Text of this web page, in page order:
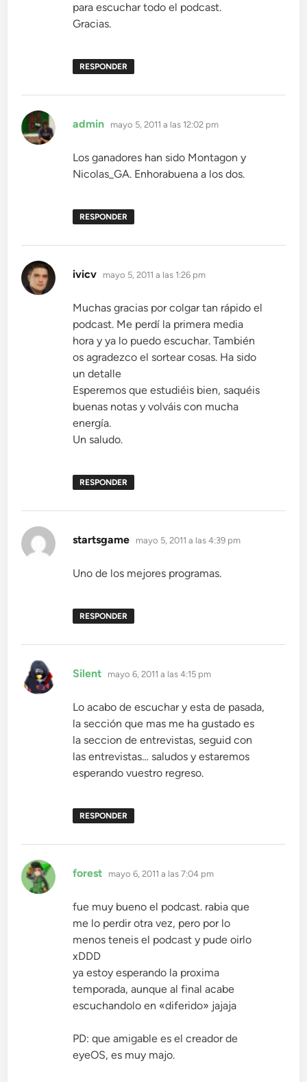
para escuchar todo el podcast.
Gracias.
RESPONDER
admin dice:
mayo 5, 2011 a las 12:02 pm
Los ganadores han sido Montagon y
Nicolas_GA. Enhorabuena a los dos.
RESPONDER
ivicv dice:
mayo 5, 2011 a las 1:26 pm
Muchas gracias por colgar tan rápido el
podcast. Me perdí la primera media
hora y ya lo puedo escuchar. También
os agradezco el sortear cosas. Ha sido
un detalle
Esperemos que estudiéis bien, saquéis
buenas notas y volváis con mucha
energía.
Un saludo.
RESPONDER
startsgame dice:
mayo 5, 2011 a las 4:39 pm
Uno de los mejores programas.
RESPONDER
Silent dice:
mayo 6, 2011 a las 4:15 pm
Lo acabo de escuchar y esta de pasada,
la sección que mas me ha gustado es
la seccion de entrevistas, seguid con
las entrevistas… saludos y estaremos
esperando vuestro regreso.
RESPONDER
forest dice:
mayo 6, 2011 a las 7:04 pm
fue muy bueno el podcast. rabia que
me lo perdir otra vez, pero por lo
menos teneis el podcast y pude oirlo
xDDD
ya estoy esperando la proxima
temporada, aunque al final acabe
escuchandolo en «diferido» jajaja
PD: que amigable es el creador de
eyeOS, es muy majo.